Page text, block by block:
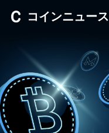
コインニュース